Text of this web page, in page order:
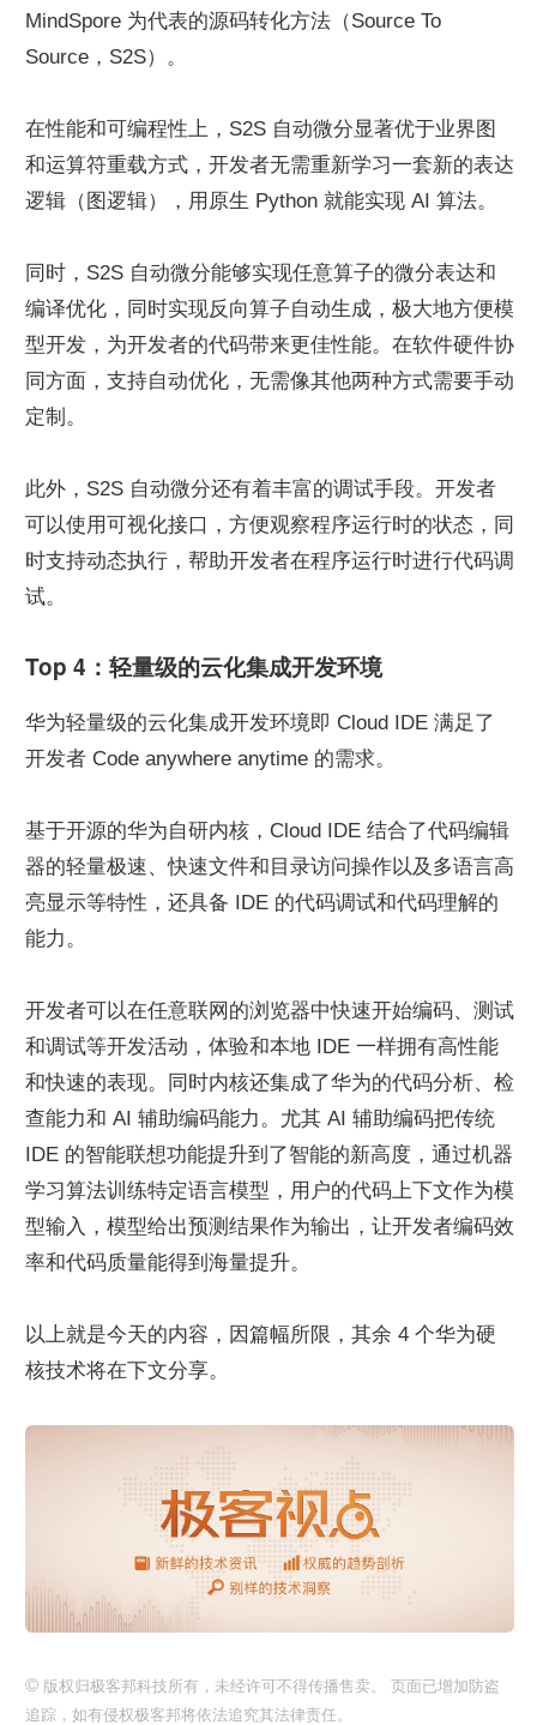
MindSpore 为代表的源码转化方法（Source To
Source，S2S）。
在性能和可编程性上，S2S 自动微分显著优于业界图
和运算符重载方式，开发者无需重新学习一套新的表达
逻辑（图逻辑），用原生 Python 就能实现 AI 算法。
同时，S2S 自动微分能够实现任意算子的微分表达和
编译优化，同时实现反向算子自动生成，极大地方便模
型开发，为开发者的代码带来更佳性能。在软件硬件协
同方面，支持自动优化，无需像其他两种方式需要手动
定制。
此外，S2S 自动微分还有着丰富的调试手段。开发者
可以使用可视化接口，方便观察程序运行时的状态，同
时支持动态执行，帮助开发者在程序运行时进行代码调
试。
Top 4：轻量级的云化集成开发环境
华为轻量级的云化集成开发环境即 Cloud IDE 满足了
开发者 Code anywhere anytime 的需求。
基于开源的华为自研内核，Cloud IDE 结合了代码编辑
器的轻量极速、快速文件和目录访问操作以及多语言高
亮显示等特性，还具备 IDE 的代码调试和代码理解的
能力。
开发者可以在任意联网的浏览器中快速开始编码、测试
和调试等开发活动，体验和本地 IDE 一样拥有高性能
和快速的表现。同时内核还集成了华为的代码分析、检
查能力和 AI 辅助编码能力。尤其 AI 辅助编码把传统
IDE 的智能联想功能提升到了智能的新高度，通过机器
学习算法训练特定语言模型，用户的代码上下文作为模
型输入，模型给出预测结果作为输出，让开发者编码效
率和代码质量能得到海量提升。
以上就是今天的内容，因篇幅所限，其余 4 个华为硬
核技术将在下文分享。
© 版权归极客邦科技所有，未经许可不得传播售卖。 页面已增加防盗
追踪，如有侵权极客邦将依法追究其法律责任。